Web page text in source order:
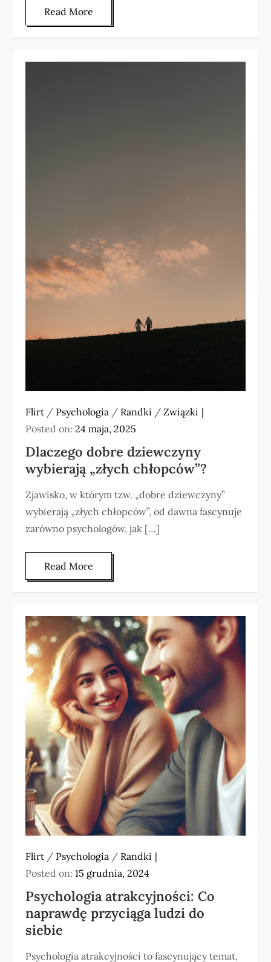
Read More
Flirt / Psychologia / Randki /Związki
Posted on:24 maja, 2025
Dlaczego dobre dziewczyny
wybierają „złych chłopców”?
Zjawisko, w którym tzw. „dobre dziewczyny”
wybierają „złych chłopców”, od dawna fascynuje
zarówno psychologów, jak […]
Read More
Flirt / Psychologia / Randki
Posted on:15 grudnia, 2024
Psychologia atrakcyjności: Co
naprawdę przyciąga ludzi do
siebie
Psychologia atrakcyjności to fascynujący temat,